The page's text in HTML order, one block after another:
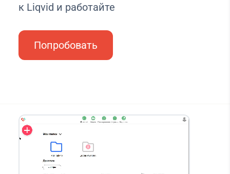
к Liqvid и работайте
Попробовать